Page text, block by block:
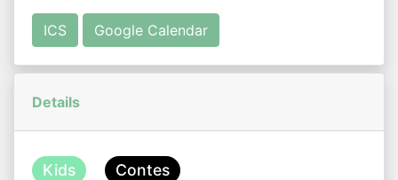
ICS Google Calendar
Details
Kids Contes